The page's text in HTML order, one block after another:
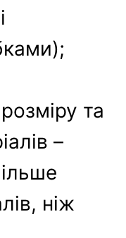
та
–
ніж